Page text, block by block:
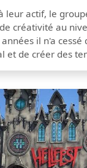
leur actif, le
créativité au
il n'a
et de créer des